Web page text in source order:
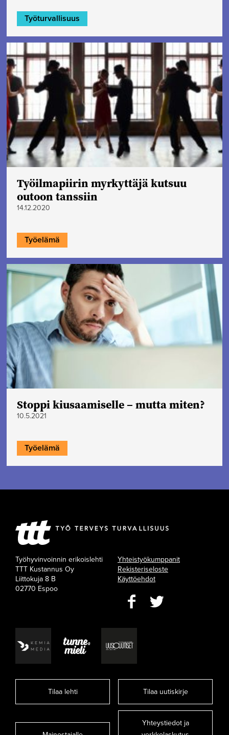
Työturvallisuus
Työilmapiirin myrkyttäjä kutsuu
outoon tanssiin
14.12.2020
Työelämä
Stoppi kiusaamiselle – mutta miten?
10.5.2021
Työelämä
Työhyvinvoinnin erikoislehti
TTT Kustannus Oy
Liittokuja 8 B
02770 Espoo
Yhteistyökumppanit
Rekisteriseloste
Käyttöehdot
Tilaa lehti Tilaa uutiskirje
Yhteystiedot ja